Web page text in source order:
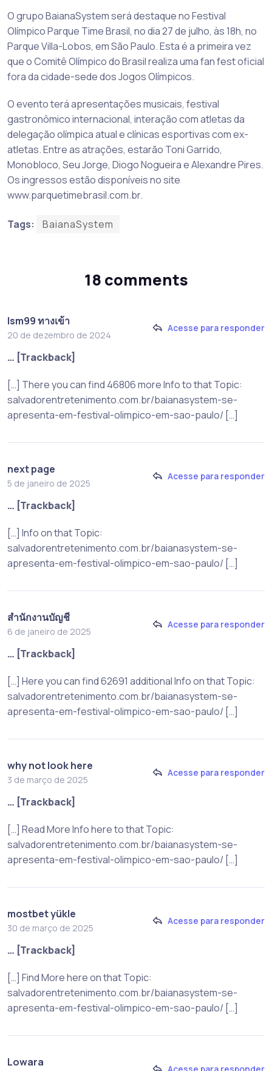
O grupo BaianaSystem será destaque no Festival
Olímpico Parque Time Brasil, no dia 27 de julho, às 18h, no
Parque Villa-Lobos, em São Paulo. Esta é a primeira vez
que o Comitê Olímpico do Brasil realiza uma fan fest oficial
fora da cidade-sede dos Jogos Olímpicos.
O evento terá apresentações musicais, festival
gastronômico internacional, interação com atletas da
delegação olímpica atual e clínicas esportivas com ex-
atletas. Entre as atrações, estarão Toni Garrido,
Monobloco, Seu Jorge, Diogo Nogueira e Alexandre Pires.
Os ingressos estão disponíveis no site
www.parquetimebrasil.com.br.
Tags: BaianaSystem
18 comments
lsm99 ทางเข้า
20 de dezembro de 2024
Acesse para responder
… [Trackback]
[…] There you can find 46806 more Info to that Topic:
salvadorentretenimento.com.br/baianasystem-se-
apresenta-em-festival-olimpico-em-sao-paulo/ […]
next page
5 de janeiro de 2025
Acesse para responder
… [Trackback]
[…] Info on that Topic:
salvadorentretenimento.com.br/baianasystem-se-
apresenta-em-festival-olimpico-em-sao-paulo/ […]
สํานักงานบัญชี
6 de janeiro de 2025
Acesse para responder
… [Trackback]
[…] Here you can find 62691 additional Info on that Topic:
salvadorentretenimento.com.br/baianasystem-se-
apresenta-em-festival-olimpico-em-sao-paulo/ […]
why not look here
3 de março de 2025
Acesse para responder
… [Trackback]
[…] Read More Info here to that Topic:
salvadorentretenimento.com.br/baianasystem-se-
apresenta-em-festival-olimpico-em-sao-paulo/ […]
mostbet yükle
30 de março de 2025
Acesse para responder
… [Trackback]
[…] Find More here on that Topic:
salvadorentretenimento.com.br/baianasystem-se-
apresenta-em-festival-olimpico-em-sao-paulo/ […]
Lowara